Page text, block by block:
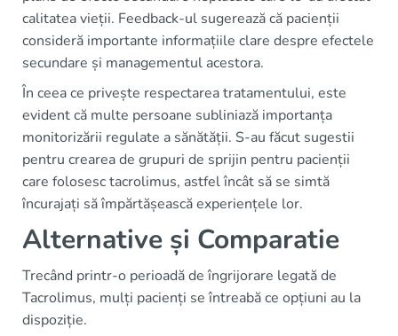
calitatea vieții. Feedback-ul sugerează că pacienții
consideră importante informațiile clare despre efectele
secundare și managementul acestora.
În ceea ce privește respectarea tratamentului, este
evident că multe persoane subliniază importanța
monitorizării regulate a sănătății. S-au făcut sugestii
pentru crearea de grupuri de sprijin pentru pacienții
care folosesc tacrolimus, astfel încât să se simtă
încurajați să împărtășească experiențele lor.
Alternative și Comparatie
Trecând printr-o perioadă de îngrijorare legată de
Tacrolimus, mulți pacienți se întreabă ce opțiuni au la
dispoziție.